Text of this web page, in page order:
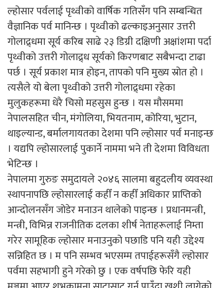
ल्होसार पर्वलाई पृथ्वीको वार्षिक गतिसँग पनि सम्बन्धित
वैज्ञानिक पर्व मानिन्छ । पृथ्वीको ढल्काइअनुसार उत्तरी
गोलाद्र्धमा सूर्य करिब साढे २३ डिग्री दक्षिणी अक्षांशमा पर्दा
पृथ्वीको उत्तरी गोलाद्र्ध सूर्यको किरणबाट सबैभन्दा टाढा
पर्छ । सूर्य प्रकाश मात्र होइन, तापको पनि मुख्य स्रोत हो ।
त्यसैले यो बेला पृथ्वीको उत्तरी गोलाद्र्धमा रहेका
मुलुकहरूमा धेरै चिसो महसुस हुन्छ । यस मौसममा
नेपालसहित चीन, मंगोलिया, भियतनाम, कोरिया, भुटान,
थाइल्यान्ड, बर्मालगायतका देशमा पनि ल्होसार पर्व मनाइन्छ
। यद्यपि ल्होसारलाई पुकार्ने नाममा भने ती देशमा विविधता
भेटिन्छ ।
नेपालमा गुरुङ समुदायले २०४६ सालमा बहुदलीय व्यवस्था
स्थापनापछि ल्होसारलाई कहीँ न कहीँ अधिकार प्राप्तिको
आन्दोलनसँग जोडेर मनाउन थालेको पाइन्छ । प्रधानमन्त्री,
मन्त्री, विभिन्न राजनीतिक दलका शीर्ष नेताहरूलाई निम्ता
गरेर सामूहिक ल्होसार मनाउनुको पछाडि पनि यही उद्देश्य
सन्निहित छ । म पनि सम्भव भएसम्म तपाईहरूसँगै ल्होसार
पर्वमा सहभागी हुने गरेको छु । एक वर्षपछि फेरि यही